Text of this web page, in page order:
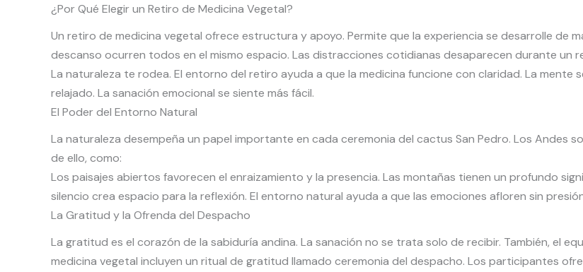
¿Por Qué Elegir un Retiro de Medicina Vegetal?
Un retiro de medicina vegetal ofrece estructura y apoyo. Permite que la experiencia se desarrolle de
descanso ocurren todos en el mismo espacio. Las distracciones cotidianas desaparecen durante un
La naturaleza te rodea. El entorno del retiro ayuda a que la medicina funcione con claridad. La mente
relajado. La sanación emocional se siente más fácil.
El Poder del Entorno Natural
La naturaleza desempeña un papel importante en cada ceremonia del cactus San Pedro. Los Andes
de ello, como:
Los paisajes abiertos favorecen el enraizamiento y la presencia. Las montañas tienen un profundo
silencio crea espacio para la reflexión. El entorno natural ayuda a que las emociones afloren sin
La Gratitud y la Ofrenda del Despacho
La gratitud es el corazón de la sabiduría andina. La sanación no se trata solo de recibir. También, el
medicina vegetal incluyen un ritual de gratitud llamado ceremonia del despacho. Los participantes